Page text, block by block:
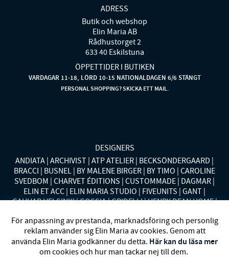
ADRESS
Butik och webshop
Elin Maria AB
Rådhustorget 2
633 40 Eskilstuna
ÖPPETTIDER I BUTIKEN
VARDAGAR 11-18, LÖRD 10-15 NATIONALDAGEN 6/6 STÄNGT
PERSONAL SHOPPING? SKICKA ETT MAIL.
DESIGNERS
ANDIATA ARCHIVIST ATP ATELIER BECKSÖNDERGAARD
BRACCI BUSNEL BY MALENE BIRGER BY TIMO CAROLINE
SVEDBOM CHARVET ÉDITIONS CUSTOMMADE DAGMAR
ELIN ET ACC ELIN MARIA STUDIO FIVEUNITS GANT
GAUHAR HELSINKI GOSSIA GRIDELLI HENRY DEAN HOME
MISSONI HOME MONO MORENO CALIFORNIA MOS MOSH
MRS HOSIERY NORDAN HOME NÜMPH POLO RALPH
LAUREN RENÉE VOLTAIRE RODEBJER SECOND FEMALE
SIBIN LINNEBJERG STYLEIN SWEDISH STOCKINGS
För anpassning av prestanda, marknadsföring och personlig
reklam använder sig Elin Maria av cookies. Genom att
använda Elin Maria godkänner du detta. Här kan du läsa mer
om cookies och hur man tackar nej till dem.